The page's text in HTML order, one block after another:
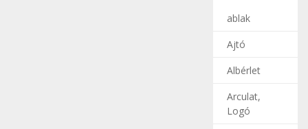
ablak
Ajtó
Albérlet
Arculat,
Logó